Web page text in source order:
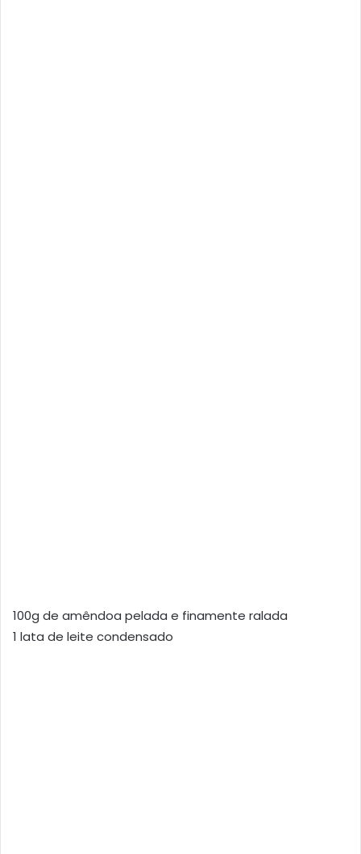
100g de amêndoa pelada e finamente ralada
1 lata de leite condensado